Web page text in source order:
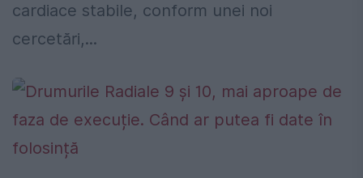
cardiace stabile, conform unei noi
cercetări,...